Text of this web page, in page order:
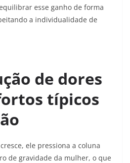
esse ganho de forma
a individualidade de
de dores
típicos
ele pressiona a coluna
de gravidade da mulher, o que